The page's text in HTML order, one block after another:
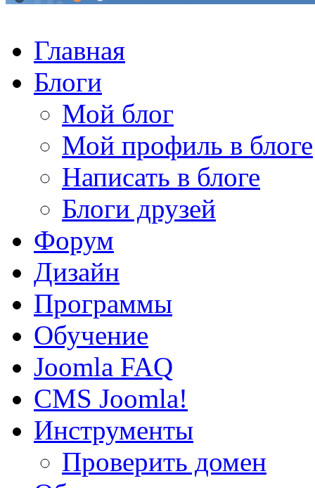
Главная
Блоги
Мой блог
Мой профиль в блоге
Написать в блоге
Блоги друзей
Форум
Дизайн
Программы
Обучение
Joomla FAQ
CMS Joomla!
Инструменты
Проверить домен